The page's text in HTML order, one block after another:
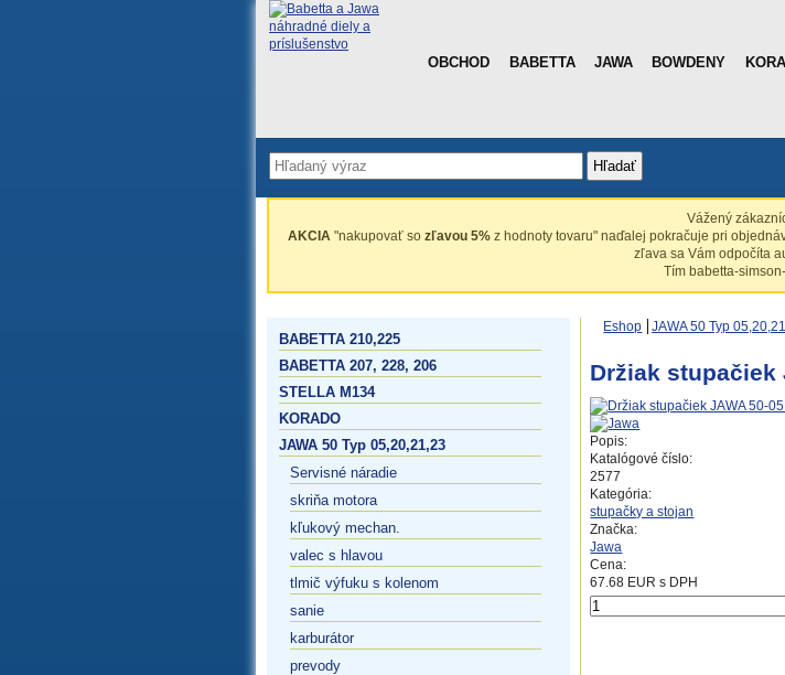
OBCHOD BABETTA JAWA BOWDENY
Hľadať
Vážený
AKCIA"nakupovať so zľavou 5%z hodnoty tovaru" naďalej pokračuje pri
zľava sa Vám odpočíta
Tím babetta-
BABETTA 210,225
BABETTA 207, 228, 206
STELLA M134
KORADO
JAWA 50 Typ 05,20,21,23
Servisné náradie
skriňa motora
kľukový mechan.
valec s hlavou
tlmič výfuku s kolenom
sanie
karburátor
prevody
Eshop JAWA 50 Typ
Držiak stupačiek
Popis:
Katalógové číslo:
2577
Kategória:
stupačky a stojan
Značka:
Jawa
Cena:
67.68 EUR s DPH